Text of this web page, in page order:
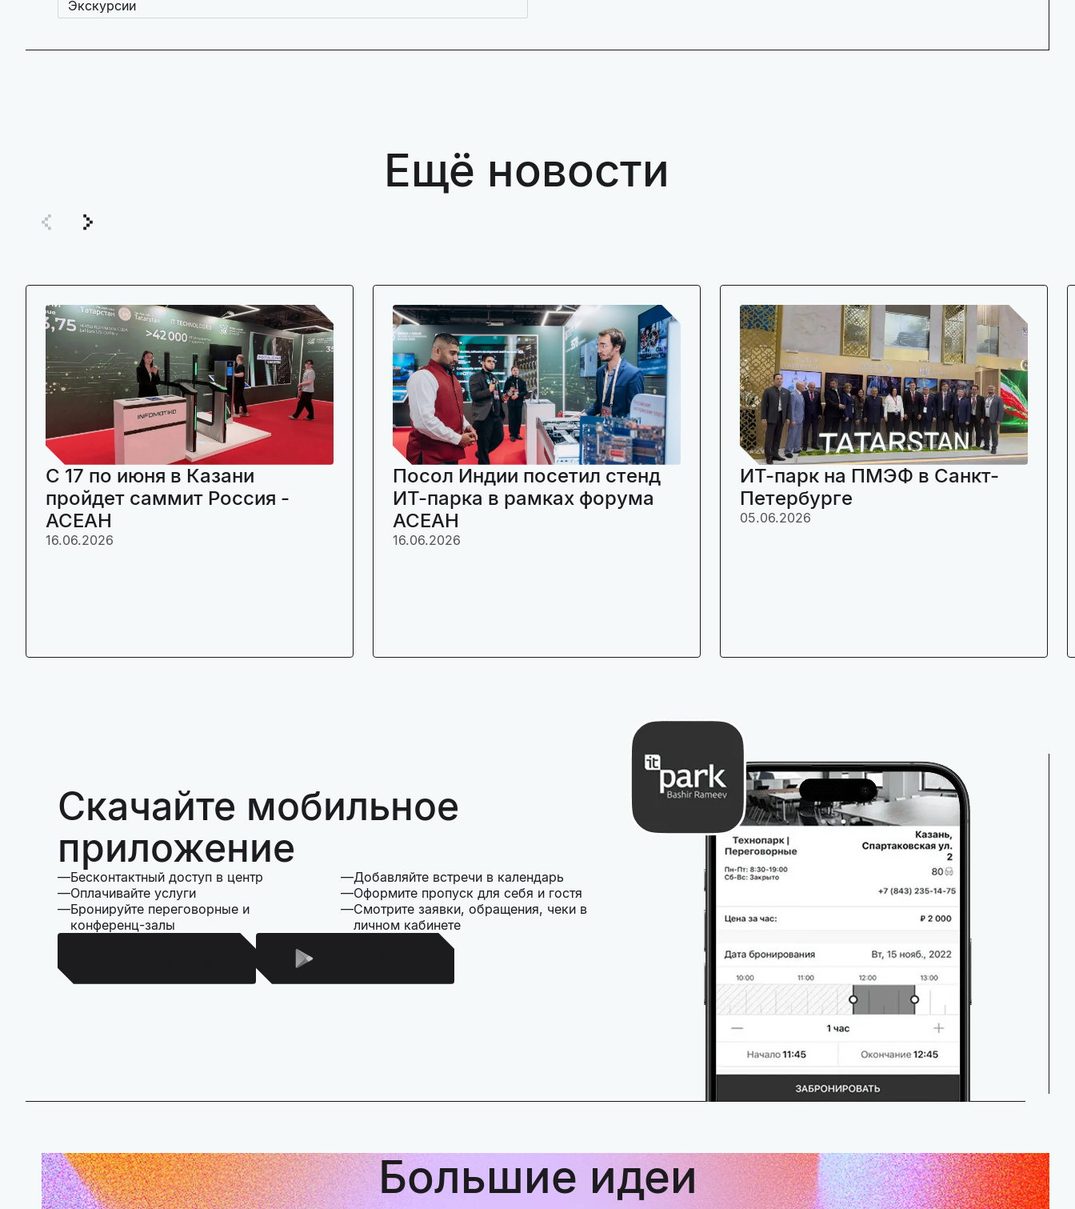
Экскурсии
Ещё новости
C 17 по июня в Казани
пройдет саммит Россия -
АСЕАН
16.06.2026
Посол Индии посетил стенд
ИТ-парка в рамках форума
АСЕАН
16.06.2026
ИТ-парк на ПМЭФ в Санкт-
Петербурге
05.06.2026
Скачайте мобильное
приложение
Бесконтактный доступ в центр
Оплачивайте услуги
Бронируйте переговорные и
конференц-залы
Добавляйте встречи в календарь
Оформите пропуск для себя и гостя
Смотрите заявки, обращения, чеки в
личном кабинете
Большие идеи